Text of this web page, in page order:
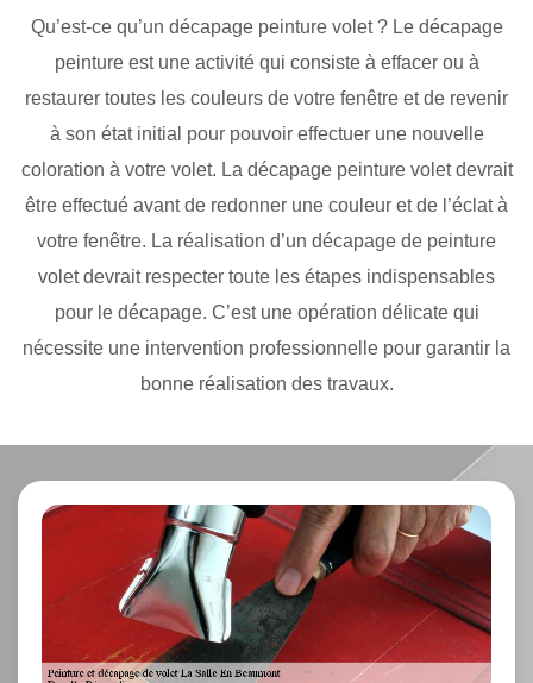
Qu’est-ce qu’un décapage peinture volet ? Le décapage
peinture est une activité qui consiste à effacer ou à
restaurer toutes les couleurs de votre fenêtre et de revenir
à son état initial pour pouvoir effectuer une nouvelle
coloration à votre volet. La décapage peinture volet devrait
être effectué avant de redonner une couleur et de l’éclat à
votre fenêtre. La réalisation d’un décapage de peinture
volet devrait respecter toute les étapes indispensables
pour le décapage. C’est une opération délicate qui
nécessite une intervention professionnelle pour garantir la
bonne réalisation des travaux.